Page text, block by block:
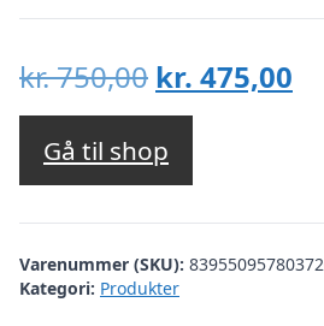
kr.750,00 Den
oprindelige
pris
var:
kr. 750,00.
kr. 475,00
Gå til shop
Varenummer (SKU):
Kategori: Produkter